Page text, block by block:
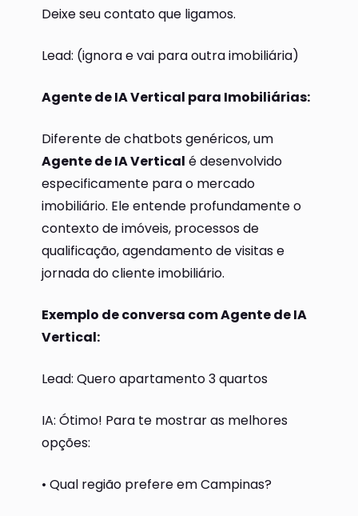
Deixe seu contato que ligamos.
Lead: (ignora e vai para outra imobiliária)
Agente de IA Vertical para Imobiliárias:
Diferente de chatbots genéricos, um
Agente de IA Vertical é desenvolvido
especificamente para o mercado
imobiliário. Ele entende profundamente o
contexto de imóveis, processos de
qualificação, agendamento de visitas e
jornada do cliente imobiliário.
Exemplo de conversa com Agente de IA
Vertical:
Lead: Quero apartamento 3 quartos
IA: Ótimo! Para te mostrar as melhores
opções:
• Qual região prefere em Campinas?